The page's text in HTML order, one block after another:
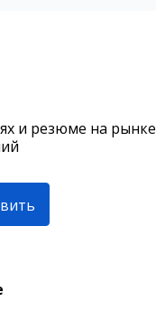
и резюме на рынке